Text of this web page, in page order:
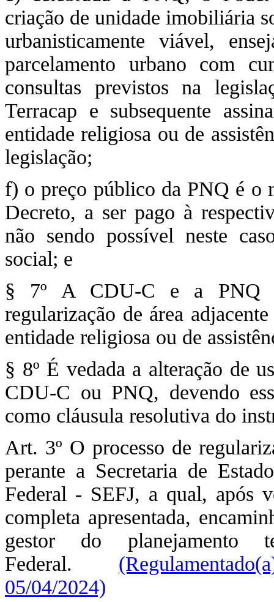
criação de unidade imobiliária
urbanisticamente viável,
parcelamento urbano com
consultas previstos na
Terracap e subsequente
entidade religiosa ou de
legislação;
f) o preço público da PNQ é o
Decreto, a ser pago à
não sendo possível neste
social; e
§ 7º A CDU-C e a PNQ
regularização de área
entidade religiosa ou de
§ 8º É vedada a alteração de
CDU-C ou PNQ, devendo
como cláusula resolutiva do
Art. 3º O processo de
perante a Secretaria de
Federal - SEFJ, a qual, após
completa apresentada,
gestor do
Federal.
05/04/2024)